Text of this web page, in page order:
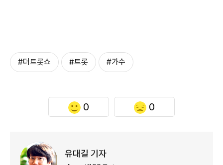
#더트롯쇼 #트롯 #가수
0 0
유대길 기자